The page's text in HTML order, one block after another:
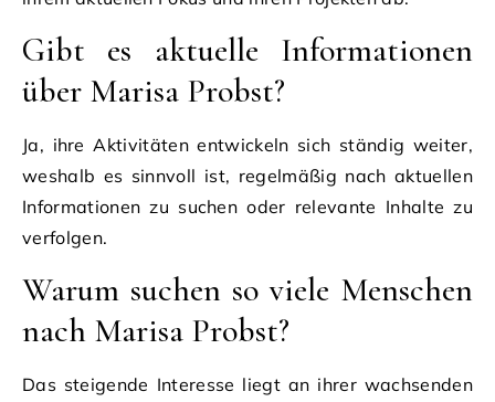
Gibt es aktuelle Informationen
über Marisa Probst?
Ja, ihre Aktivitäten entwickeln sich ständig weiter,
weshalb es sinnvoll ist, regelmäßig nach aktuellen
Informationen zu suchen oder relevante Inhalte zu
verfolgen.
Warum suchen so viele Menschen
nach Marisa Probst?
Das steigende Interesse liegt an ihrer wachsenden